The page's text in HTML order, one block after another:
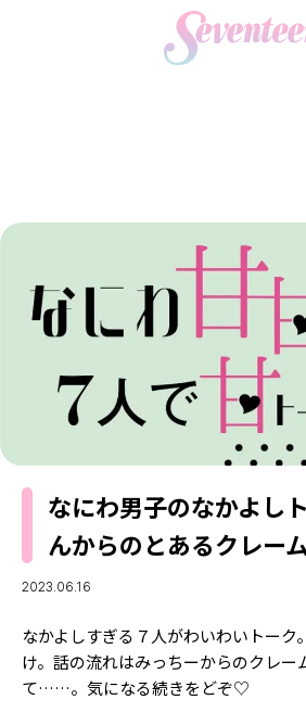
FASHION
ファッションニュース
モデル私服
着回し
ビューティニュース
トレンドメイク
ヘアアレンジ・ヘアケア
ボディケア
SCHOOL
スクールニュース
制服コーデ
学校ヘアメイク
ENTERTAINMENT
エンタメニュース
なにわ男子
LIFESTYLE
ライフスタイルニュース
JKランキング・アワード
モデルの購入品
おでかけ
MODELS
MODEL'S BLOG
TikTok
Instagram
YouTube
なにわ男子のなかよし
んからのとあるクレー
2023.06.16
なかよしすぎる７人がわいわいトー
け。話の流れはみっちーからのクレー
て……。気になる続きをどぞ♡